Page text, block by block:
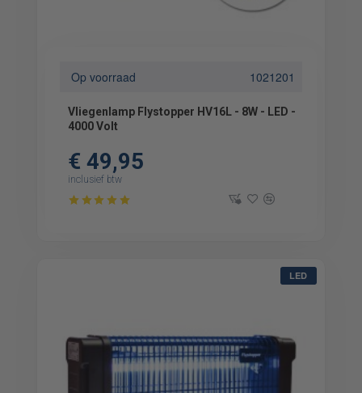
Op voorraad 1021201
Vliegenlamp Flystopper HV16L - 8W - LED -
4000 Volt
€ 49,95
inclusief btw
LED